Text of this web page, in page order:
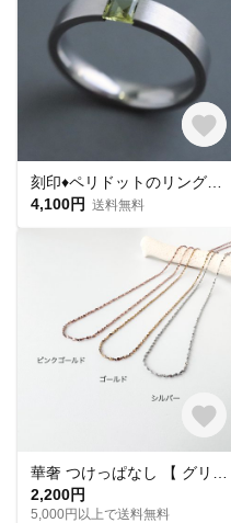
4,100円 送料無料
2,200円
5,000円以上で送料無料